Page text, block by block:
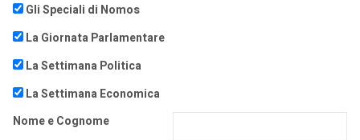
Gli Speciali di Nomos
La Giornata Parlamentare
La Settimana Politica
La Settimana Economica
Nome e Cognome